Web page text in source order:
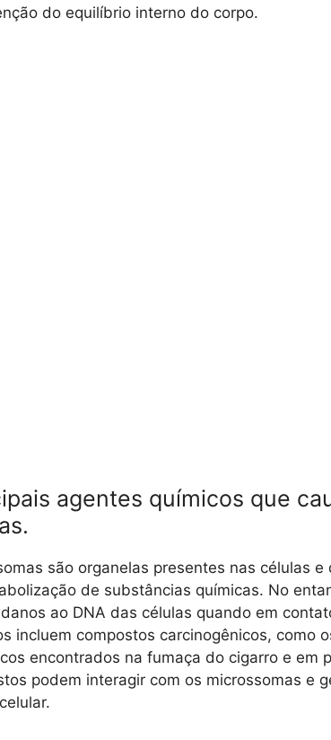
do equilíbrio interno do corpo.
agentes químicos que
são organelas presentes nas células
de substâncias químicas. No
ao DNA das células quando em
incluem compostos carcinogênicos, como
encontrados na fumaça do cigarro e em
podem interagir com os microssomas e